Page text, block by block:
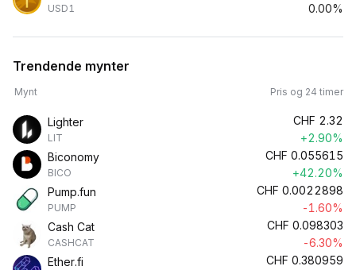
USD1
0.00%
Trendende mynter
Mynt Pris og 24 timer
Lighter
LIT
CHF 2.32
+2.90%
Biconomy
BICO
CHF 0.055615
+42.20%
Pump.fun
PUMP
CHF 0.0022898
-1.60%
Cash Cat
CASHCAT
CHF 0.098303
-6.30%
Ether.fi
CHF 0.380959